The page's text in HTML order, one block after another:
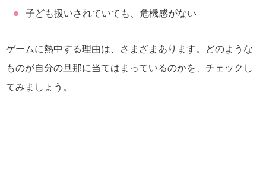
子ども扱いされていても、危機感がない
ゲームに熱中する理由は、さまざまあります。どのような
ものが自分の旦那に当てはまっているのかを、チェックし
てみましょう。